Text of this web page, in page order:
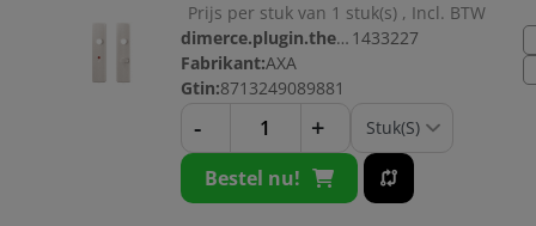
Prijs per stuk van 1 stuk(s) , Incl. BTW
dimerce.plugin.theme.productnr: 1433227
Fabrikant:AXA
Gtin:8713249089881
- +
Bestel nu!